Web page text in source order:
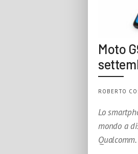
Moto
ROBERTO
Lo
mondo a
Qualcomm.